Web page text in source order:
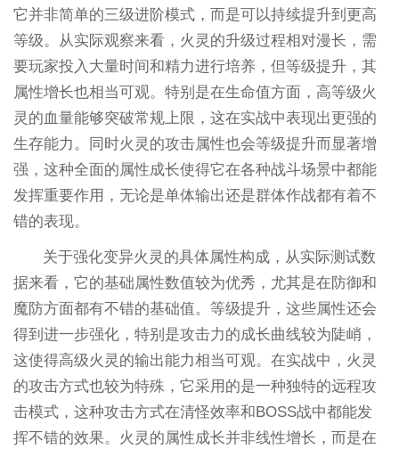
它并非简单的三级进阶模式，而是可以持续提升到更高
等级。从实际观察来看，火灵的升级过程相对漫长，需
要玩家投入大量时间和精力进行培养，但等级提升，其
属性增长也相当可观。特别是在生命值方面，高等级火
灵的血量能够突破常规上限，这在实战中表现出更强的
生存能力。同时火灵的攻击属性也会等级提升而显著增
强，这种全面的属性成长使得它在各种战斗场景中都能
发挥重要作用，无论是单体输出还是群体作战都有着不
错的表现。
关于强化变异火灵的具体属性构成，从实际测试数
据来看，它的基础属性数值较为优秀，尤其是在防御和
魔防方面都有不错的基础值。等级提升，这些属性还会
得到进一步强化，特别是攻击力的成长曲线较为陡峭，
这使得高级火灵的输出能力相当可观。在实战中，火灵
的攻击方式也较为特殊，它采用的是一种独特的远程攻
击模式，这种攻击方式在清怪效率和BOSS战中都能发
挥不错的效果。火灵的属性成长并非线性增长，而是在